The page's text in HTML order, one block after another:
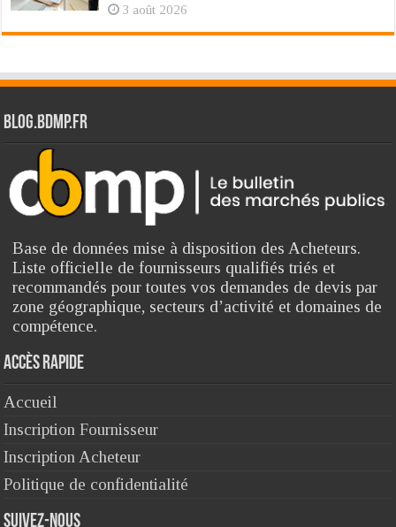
3 août 2026
Blog.bdmp.fr
Base de données mise à disposition des Acheteurs.
Liste officielle de fournisseurs qualifiés triés et
recommandés pour toutes vos demandes de devis par
zone géographique, secteurs d’activité et domaines de
compétence.
Accès rapide
Accueil
Inscription Fournisseur
Inscription Acheteur
Politique de confidentialité
Suivez-nous